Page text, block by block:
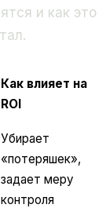
и как это
Как влияет на
ROI
Убирает
«потеряшек»,
задает меру
контроля